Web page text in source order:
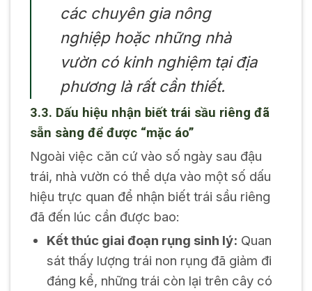
các chuyên gia nông
nghiệp hoặc những nhà
vườn có kinh nghiệm tại địa
phương là rất cần thiết.
3.3. Dấu hiệu nhận biết trái sầu riêng đã
sẵn sàng để được “mặc áo”
Ngoài việc căn cứ vào số ngày sau đậu
trái, nhà vườn có thể dựa vào một số dấu
hiệu trực quan để nhận biết trái sầu riêng
đã đến lúc cần được bao:
Kết thúc giai đoạn rụng sinh lý: Quan
sát thấy lượng trái non rụng đã giảm đi
đáng kể, những trái còn lại trên cây có